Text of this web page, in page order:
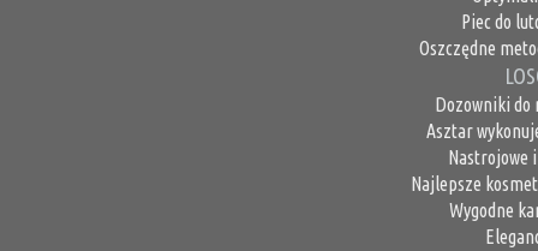
Piec do
Oszczędne
Dozowniki do
Asztar
Nastrojowe
Najlepsze
Wygodne